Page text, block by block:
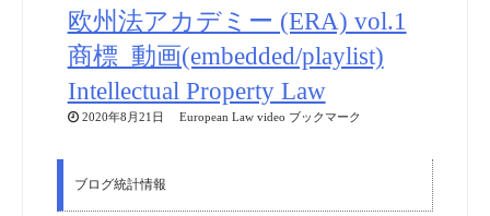
欧州法アカデミー (ERA) vol.1
商標_動画(embedded/playlist)
Intellectual Property Law
2020年8月21日 European Law video ブックマーク
ブログ統計情報